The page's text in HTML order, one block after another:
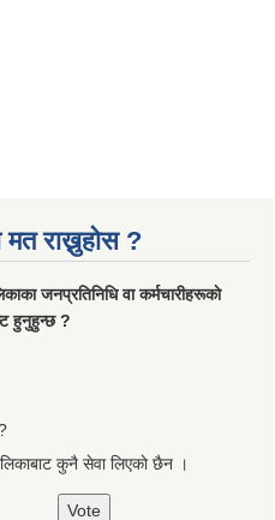
मत राख्नुहोस ?
जनप्रतिनिधि वा कर्मचारीहरूकाे
हुनुहुन्छ ?
कुनै सेवा लिएकाे छैन ।